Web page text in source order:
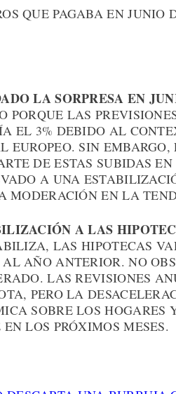
QUE PAGABA EN JUNIO
LA SORPRESA EN
PORQUE LAS
EL 3% DEBIDO AL
EUROPEO. SIN
DE ESTAS SUBIDAS EN
A UNA
MODERACIÓN EN LA
A LAS
LAS HIPOTECAS
AL AÑO ANTERIOR. NO
LAS REVISIONES
PERO LA
SOBRE LOS HOGARES
LOS PRÓXIMOS MESES.